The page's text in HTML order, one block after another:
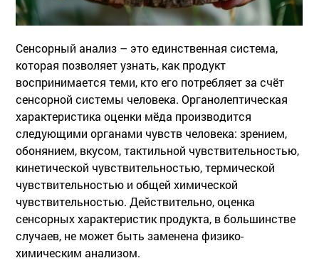
Сенсорный анализ – это единственная система,
которая позволяет узнать, как продукт
воспринимается теми, кто его потребляет за счёт
сенсорной системы человека. Органолептическая
характеристика оценки мёда производится
следующими органами чувств человека: зрением,
обонянием, вкусом, тактильной чувствительностью,
кинетической чувствительностью, термической
чувствительностью и общей химической
чувствительностью. Действительно, оценка
сенсорных характеристик продукта, в большинстве
случаев, не может быть заменена физико-
химическим анализом.